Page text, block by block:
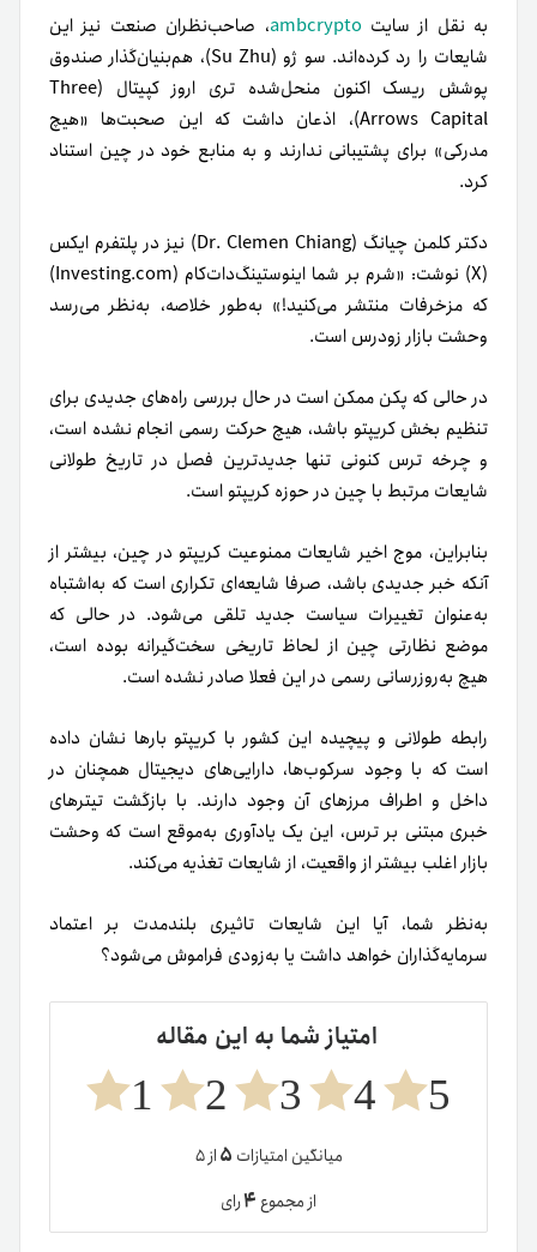
به نقل از سایت ambcrypto، صاحب‌نظران صنعت نیز این
شایعات را رد کرده‌اند. سو ژو (Su Zhu)، هم‌بنیان‌گذار صندوق
پوشش ریسک اکنون منحل‌شده تری اروز کپیتال (Three
Arrows Capital)، اذعان داشت که این صحبت‌ها «هیچ
مدرکی» برای پشتیبانی ندارند و به منابع خود در چین استناد
کرد.
دکتر کلمن چیانگ (Dr. Clemen Chiang) نیز در پلتفرم ایکس
(X) نوشت: «شرم بر شما اینوستینگ‌دات‌کام (Investing.com)
که مزخرفات منتشر می‌کنید!» به‌طور خلاصه، به‌نظر می‌رسد
وحشت بازار زودرس است.
در حالی که پکن ممکن است در حال بررسی راه‌های جدیدی برای
تنظیم بخش کریپتو باشد، هیچ حرکت رسمی انجام نشده است،
و چرخه ترس کنونی تنها جدیدترین فصل در تاریخ طولانی
شایعات مرتبط با چین در حوزه کریپتو است.
بنابراین، موج اخیر شایعات ممنوعیت کریپتو در چین، بیشتر از
آنکه خبر جدیدی باشد، صرفا شایعه‌ای تکراری است که به‌اشتباه
به‌عنوان تغییرات سیاست جدید تلقی می‌شود. در حالی که
موضع نظارتی چین از لحاظ تاریخی سخت‌گیرانه بوده است،
هیچ به‌روزرسانی رسمی در این فعلا صادر نشده است.
رابطه طولانی و پیچیده این کشور با کریپتو بارها نشان داده
است که با وجود سرکوب‌ها، دارایی‌های دیجیتال همچنان در
داخل و اطراف مرزهای آن وجود دارند. با بازگشت تیترهای
خبری مبتنی بر ترس، این یک یادآوری به‌موقع است که وحشت
بازار اغلب بیشتر از واقعیت، از شایعات تغذیه می‌کند.
به‌نظر شما، آیا این شایعات تاثیری بلندمدت بر اعتماد
سرمایه‌گذاران خواهد داشت یا به‌زودی فراموش می‌شود؟
امتیاز شما به این مقاله
5
4
3
2
1
میانگین امتیازات ۵از ۵
از مجموع۴رای